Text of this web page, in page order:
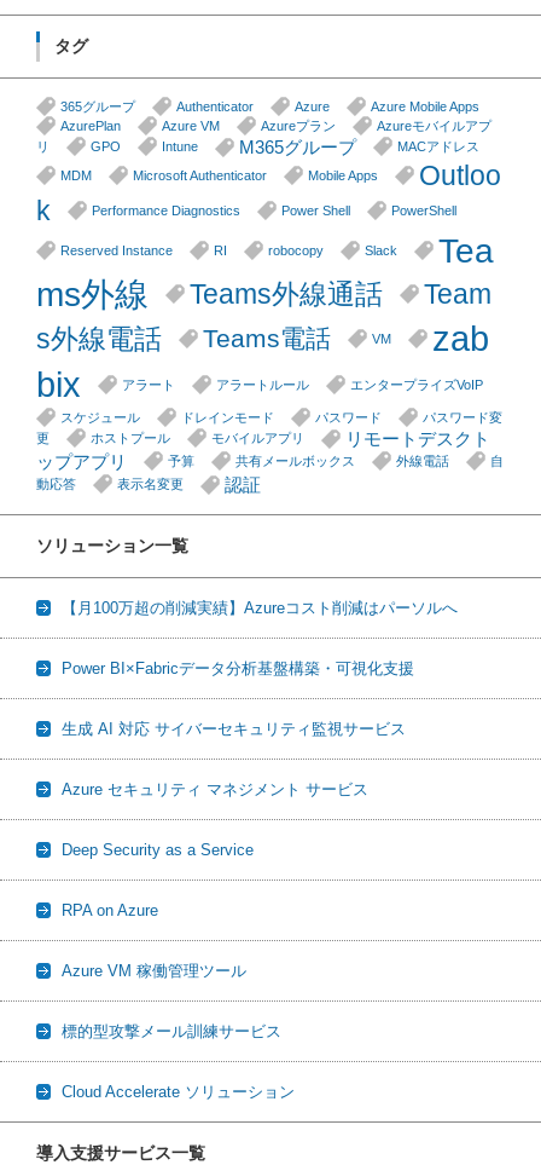
タグ
365グループ Authenticator Azure
Azure Mobile Apps
AzurePlan
Azure VM Azureプラン
Azureモバイルアプ
リ
GPO Intune M365グループ
MACアドレス
MDM
Microsoft Authenticator Mobile Apps
Outloo
k
Performance Diagnostics Power Shell PowerShell
Reserved Instance RI robocopy Slack
Tea
ms外線
Teams外線通話
Team
s外線電話
Teams電話 VM
zab
bix
アラート アラートルール エンタープライズVoIP
スケジュール ドレインモード パスワード
パスワード変
更
ホストプール モバイルアプリ
リモートデスクト
ップアプリ
予算 共有メールボックス 外線電話
自
動応答
表示名変更 認証
ソリューション一覧
【月100万超の削減実績】Azureコスト削減はパーソルへ
Power BI×Fabricデータ分析基盤構築・可視化支援
生成 AI 対応 サイバーセキュリティ監視サービス
Azure セキュリティ マネジメント サービス
Deep Security as a Service
RPA on Azure
Azure VM 稼働管理ツール
標的型攻撃メール訓練サービス
Cloud Accelerate ソリューション
導入支援サービス一覧